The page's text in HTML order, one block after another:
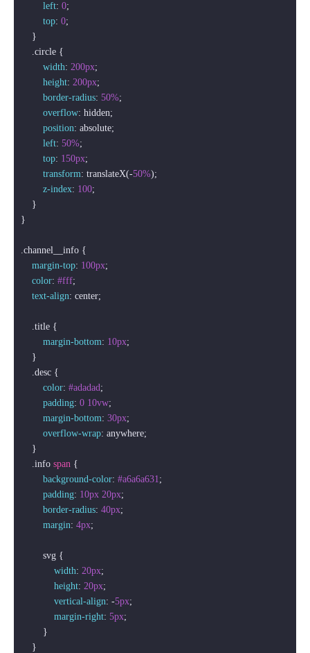
left: 0;
top: 0;
    }
.circle {
width: 200px;
height: 200px;
border-radius: 50%;
overflow: hidden;
position: absolute;
left: 50%;
top: 150px;
transform: translateX(-50%);
z-index: 100;
    }
}
.channel__info {
margin-top: 100px;
color: #fff;
text-align: center;
.title {
margin-bottom: 10px;
    }
.desc {
color: #adadad;
padding: 0 10vw;
margin-bottom: 30px;
overflow-wrap: anywhere;
    }
.info span {
background-color: #a6a6a631;
padding: 10px 20px;
border-radius: 40px;
margin: 4px;
        svg {
width: 20px;
height: 20px;
vertical-align: -5px;
margin-right: 5px;
        }
    }